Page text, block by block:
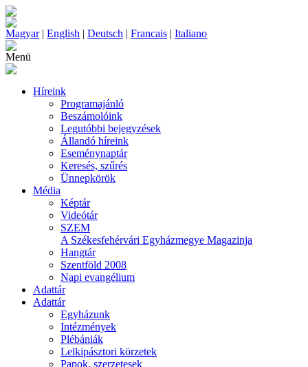
Magyar| English | Deutsch | Francais | Italiano
Menü
Híreink
Programajánló
Beszámolóink
Legutóbbi bejegyzések
Állandó híreink
Eseménynaptár
Keresés, szűrés
Ünnepkörök
Média
Képtár
Videótár
SZEM
A Székesfehérvári Egyházmegye Magazinja
Hangtár
Szentföld 2008
Napi evangélium
Adattár
Adattár
Egyházunk
Intézmények
Plébániák
Lelkipásztori körzetek
Papok, szerzetesek